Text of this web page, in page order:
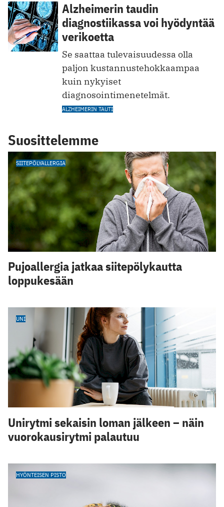
Alzheimerin taudin
diagnostiikassa voi hyödyntää
verikoetta
Se saattaa tulevaisuudessa olla
paljon kustannustehokkaampaa
kuin nykyiset
diagnosointimenetelmät.
ALZHEIMERIN TAUTI
Suosittelemme
SIITEPÖLYALLERGIA
Pujoallergia jatkaa siitepölykautta
loppukesään
UNI
Unirytmi sekaisin loman jälkeen – näin
vuorokausirytmi palautuu
HYÖNTEISEN PISTO